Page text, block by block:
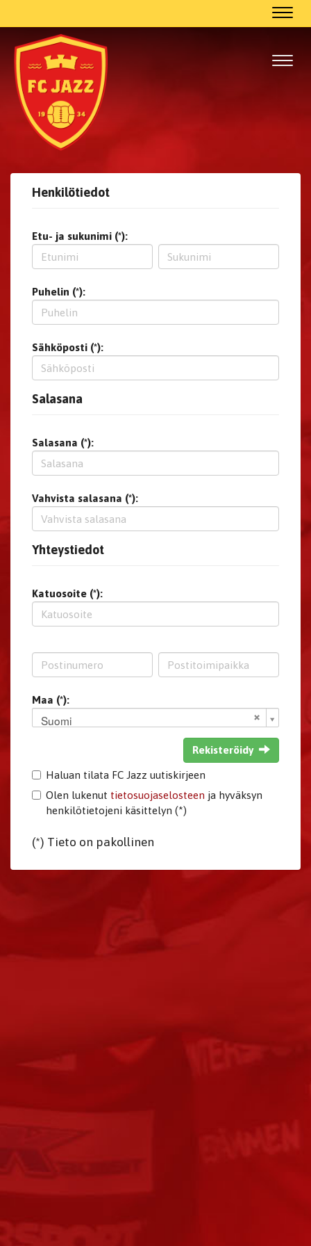
Henkilötiedot
Etu- ja sukunimi (*):
Puhelin (*):
Sähköposti (*):
Salasana
Salasana (*):
Vahvista salasana (*):
Yhteystiedot
Katuosoite (*):
Maa (*):
Suomi
Rekisteröidy
Haluan tilata FC Jazz uutiskirjeen
Olen lukenut tietosuojaselosteen ja hyväksyn
henkilötietojeni käsittelyn (*)
(*) Tieto on pakollinen